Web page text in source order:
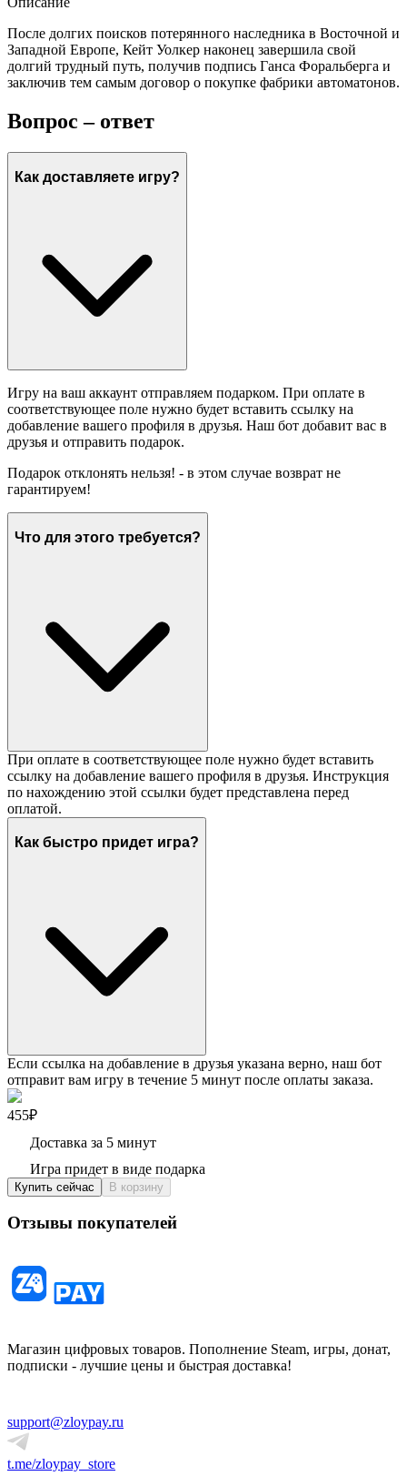
После долгих поисков потерянного наследника в Восточной и
Западной Европе, Кейт Уолкер наконец завершила свой
долгий трудный путь, получив подпись Ганса Форальберга и
заключив тем самым договор о покупке фабрики автоматонов.
Вопрос – ответ
Как доставляете игру?
Игру на ваш аккаунт отправляем подарком. При оплате в
соответствующее поле нужно будет вставить ссылку на
добавление вашего профиля в друзья. Наш бот добавит вас в
друзья и отправить подарок.
Подарок отклонять нельзя! - в этом случае возврат не
гарантируем!
Что для этого требуется?
При оплате в соответствующее поле нужно будет вставить
ссылку на добавление вашего профиля в друзья. Инструкция
по нахождению этой ссылки будет представлена перед
оплатой.
Как быстро придет игра?
Если ссылка на добавление в друзья указана верно, наш бот
отправит вам игру в течение 5 минут после оплаты заказа.
455₽
Доставка за 5 минут
Игра придет в виде подарка
Купить сейчас В корзину
Отзывы покупателей
Магазин цифровых товаров. Пополнение Steam, игры, донат,
подписки - лучшие цены и быстрая доставка!
support@zloypay.ru
t.me/zloypay_store